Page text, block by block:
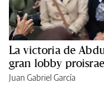
La victoria de
gran lobby
Juan Gabriel García